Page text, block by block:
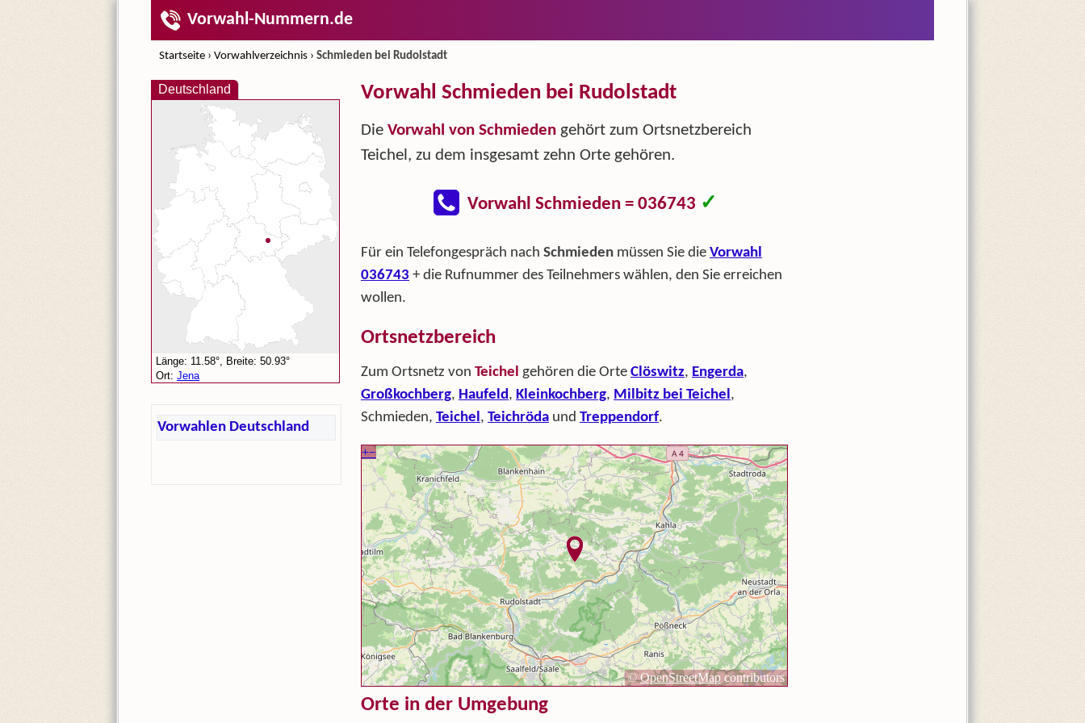
Vorwahl-Nummern.de
Startseite › Vorwahlverzeichnis › Schmieden bei Rudolstadt
Vorwahlen Deutschland
Vorwahl Schmieden bei Rudolstadt
Die Vorwahl von Schmieden gehört zum Ortsnetzbereich
Teichel, zu dem insgesamt zehn Orte gehören.
Vorwahl Schmieden = 036743 ✓
Für ein Telefongespräch nach Schmieden müssen Sie die Vorwahl
036743 + die Rufnummer des Teilnehmers wählen, den Sie erreichen
wollen.
Ortsnetzbereich
Zum Ortsnetz von Teichel gehören die Orte Clöswitz, Engerda,
Großkochberg, Haufeld , Kleinkochberg, Milbitz bei Teichel ,
Schmieden, Teichel , Teichröda und Treppendorf.
Orte in der Umgebung